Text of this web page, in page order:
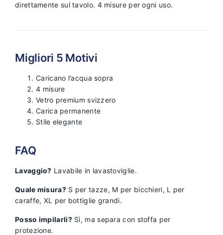
direttamente sul tavolo. 4 misure per ogni uso.
Migliori 5 Motivi
Caricano l’acqua sopra
4 misure
Vetro premium svizzero
Carica permanente
Stile elegante
FAQ
Lavaggio? Lavabile in lavastoviglie.
Quale misura?S per tazze, M per bicchieri, L per
caraffe, XL per bottiglie grandi.
Posso impilarli?Sì, ma separa con stoffa per
protezione.